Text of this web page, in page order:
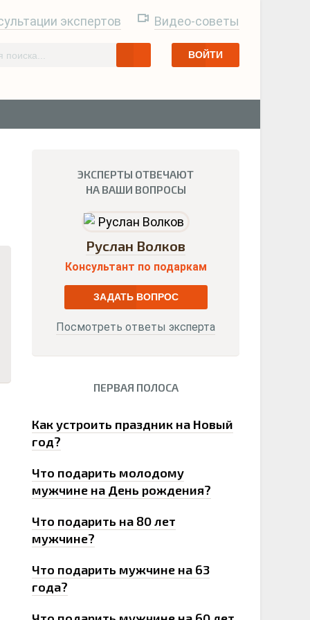
экспертов Видео-советы
ВОЙТИ
ЭКСПЕРТЫ ОТВЕЧАЮТ
НА ВАШИ ВОПРОСЫ
Руслан Волков
Консультант по подаркам
ЗАДАТЬ ВОПРОС
Посмотреть ответы эксперта
ПЕРВАЯ ПОЛОСА
Как устроить праздник на Новый
год?
Что подарить молодому
мужчине на День рождения?
Что подарить на 80 лет
мужчине?
Что подарить мужчине на 63
года?